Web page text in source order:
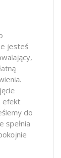
jesteś
efekt
do
spełnia